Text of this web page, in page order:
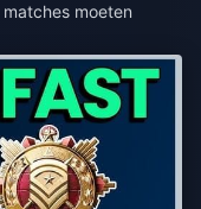
moeten